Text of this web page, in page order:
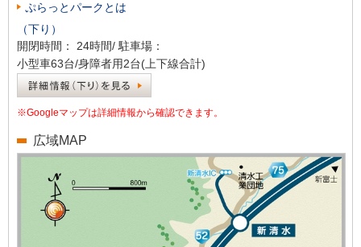
ぷらっとパークとは
（下り）
開閉時間：
24時間/ 駐車場：
小型車63台/身障者用2台(上下線合計)
※Googleマップは詳細情報から確認できます。
広域MAP